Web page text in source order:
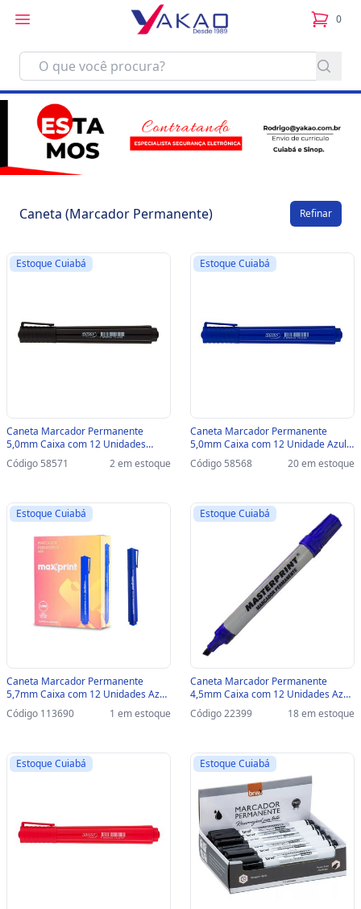
0
itens
Caneta (Marcador Permanente) Refinar
Estoque Cuiabá
Caneta Marcador Permanente
5,0mm Caixa com 12 Unidades
Preto - BRW - CA4002 - CA4002
Código 58571 2 em estoque
Estoque Cuiabá
Caneta Marcador Permanente
5,0mm Caixa com 12 Unidade Azul -
BRW - CA4001 - CA4001
Código 58568 20 em estoque
Estoque Cuiabá
Caneta Marcador Permanente
5,7mm Caixa com 12 Unidades Azul
- Maxprint - 709070 - 709070
Código 113690 1 em estoque
Estoque Cuiabá
Caneta Marcador Permanente
4,5mm Caixa com 12 Unidades Azul
- Masterprint - MP615 - 309040001
Código 22399 18 em estoque
Estoque Cuiabá Estoque Cuiabá